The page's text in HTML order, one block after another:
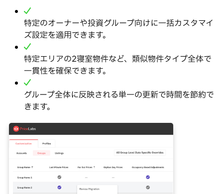
特定のオーナーや投資グループ向けに一括カスタマイ
ズ設定を適用できます。
特定エリアの2寝室物件など、類似物件タイプ全体で
一貫性を確保できます。
グループ全体に反映される単一の更新で時間を節約で
きます。